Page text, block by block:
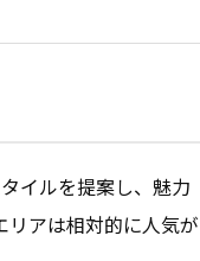
イルを提案し、魅力
アは相対的に人気が